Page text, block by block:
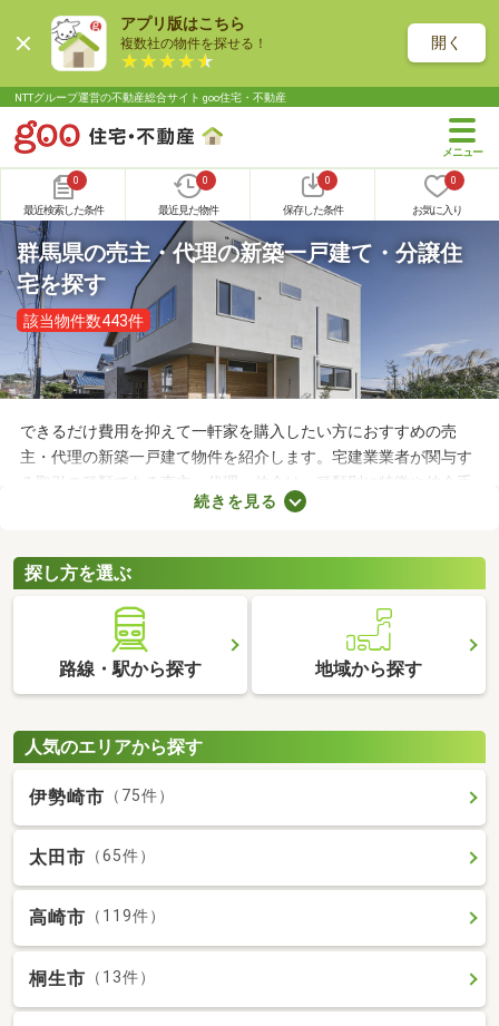
アプリ版はこちら
複数社の物件を探せる！ 開く
NTTグループ運営の不動産総合サイト goo住宅・不動産
0
最近検索した条件
0
最近見た物件
0
保存した条件
0
お気に入り
群馬県の売主・代理の新築一戸建て・分譲住
宅を探す
該当物件数443件
できるだけ費用を抑えて一軒家を購入したい方におすすめの売
主・代理の新築一戸建て物件を紹介します。宅建業業者が関与す
る取引の種類である売主・代理・仲介は、種類別に特徴や仲介手
数料の有無が異なります。売主と代理で取引する際は仲介手数料
新築一戸建てを手に入れたい方は、ぜひチェックしてみてくださ
いね。
続きを見る
探し方を選ぶ
路線・駅から探す 地域から探す
人気のエリアから探す
伊勢崎市 （75件）
太田市 （65件）
高崎市 （119件）
桐生市 （13件）